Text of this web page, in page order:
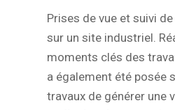
Prises de vue et suivi
sur un site industriel.
moments clés des
a également été posée
travaux de générer une